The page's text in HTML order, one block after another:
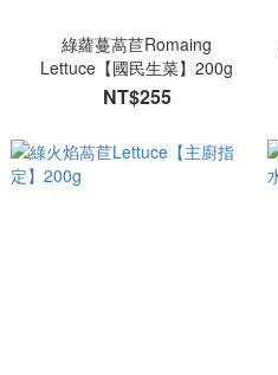
綠蘿蔓萵苣Romaing
Lettuce【國民生菜】200g
NT$255